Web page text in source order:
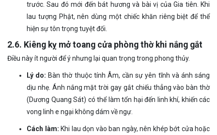
trước. Sau đó mới đến bát hương và bài vị của Gia tiên. Khi
lau tượng Phật, nên dùng một chiếc khăn riêng biệt để thể
hiện sự tôn trọng tuyệt đối.
2.6. Kiêng kỵ mở toang cửa phòng thờ khi nắng gắt
Điều này ít người để ý nhưng lại quan trọng trong phong thủy.
Lý do: Bàn thờ thuộc tính Âm, cần sự yên tĩnh và ánh sáng
dịu nhẹ. Ánh nắng mặt trời gay gắt chiếu thẳng vào bàn thờ
(Dương Quang Sát) có thể làm tổn hại đến linh khí, khiến các
vong linh e ngại không dám về ngự.
Cách làm: Khi lau dọn vào ban ngày, nên khép bớt cửa hoặc